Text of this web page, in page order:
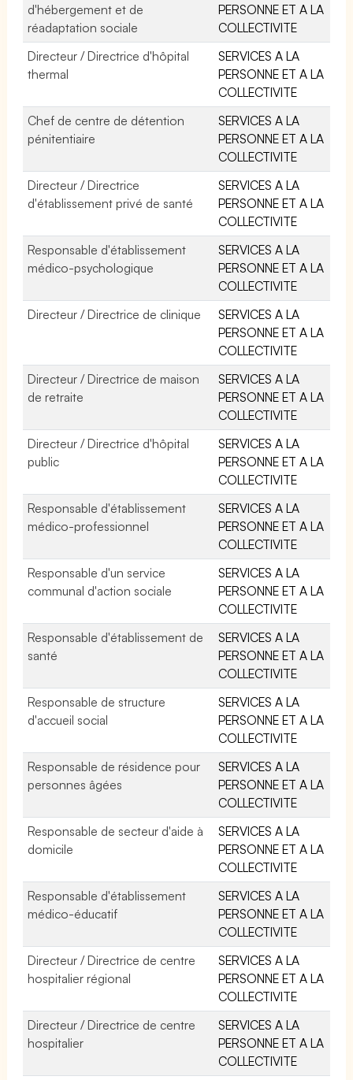
d'hébergement et de
réadaptation sociale
PERSONNE ET A LA
COLLECTIVITE
Directeur / Directrice d'hôpital
thermal
SERVICES A LA
PERSONNE ET A LA
COLLECTIVITE
Chef de centre de détention
pénitentiaire
SERVICES A LA
PERSONNE ET A LA
COLLECTIVITE
Directeur / Directrice
d'établissement privé de santé
SERVICES A LA
PERSONNE ET A LA
COLLECTIVITE
Responsable d'établissement
médico-psychologique
SERVICES A LA
PERSONNE ET A LA
COLLECTIVITE
Directeur / Directrice de clinique
SERVICES A LA
PERSONNE ET A LA
COLLECTIVITE
Directeur / Directrice de maison
de retraite
SERVICES A LA
PERSONNE ET A LA
COLLECTIVITE
Directeur / Directrice d'hôpital
public
SERVICES A LA
PERSONNE ET A LA
COLLECTIVITE
Responsable d'établissement
médico-professionnel
SERVICES A LA
PERSONNE ET A LA
COLLECTIVITE
Responsable d'un service
communal d'action sociale
SERVICES A LA
PERSONNE ET A LA
COLLECTIVITE
Responsable d'établissement de
santé
SERVICES A LA
PERSONNE ET A LA
COLLECTIVITE
Responsable de structure
d'accueil social
SERVICES A LA
PERSONNE ET A LA
COLLECTIVITE
Responsable de résidence pour
personnes âgées
SERVICES A LA
PERSONNE ET A LA
COLLECTIVITE
Responsable de secteur d'aide à
domicile
SERVICES A LA
PERSONNE ET A LA
COLLECTIVITE
Responsable d'établissement
médico-éducatif
SERVICES A LA
PERSONNE ET A LA
COLLECTIVITE
Directeur / Directrice de centre
hospitalier régional
SERVICES A LA
PERSONNE ET A LA
COLLECTIVITE
Directeur / Directrice de centre
hospitalier
SERVICES A LA
PERSONNE ET A LA
COLLECTIVITE